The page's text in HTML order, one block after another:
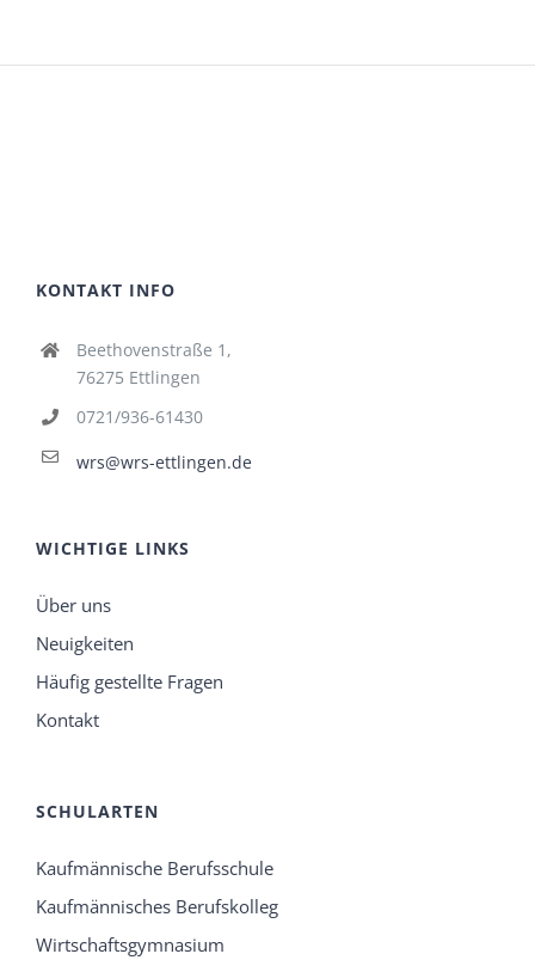
KONTAKT INFO
Beethovenstraße 1,
76275 Ettlingen
0721/936-61430
wrs@wrs-ettlingen.de
WICHTIGE LINKS
Über uns
Neuigkeiten
Häufig gestellte Fragen
Kontakt
SCHULARTEN
Kaufmännische Berufsschule
Kaufmännisches Berufskolleg
Wirtschaftsgymnasium